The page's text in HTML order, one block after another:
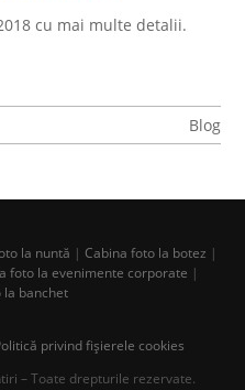
cu mai multe detalii.
Blog
la nuntă | Cabina foto la botez |
foto la evenimente corporate |
la banchet
privind fișierele cookies
– Toate drepturile rezervate.